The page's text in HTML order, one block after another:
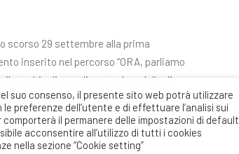
scorso 29 settembre alla prima
inserito nel percorso “ORA, parliamo
cambio di paradigma nel modello di
debba partire dal mondo
imprenditori accelerare il
suo consenso, il presente sito web potrà utilizzare
preferenze dell’utente e di effettuare l’analisi sui
il permanere delle impostazioni di default
acconsentire all’utilizzo di tutti i cookies
nella sezione “Cookie setting”